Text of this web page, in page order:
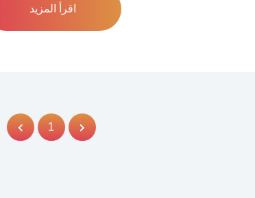
اقرأ المزيد
Posts navigation
Previous page
Page
1 Next page